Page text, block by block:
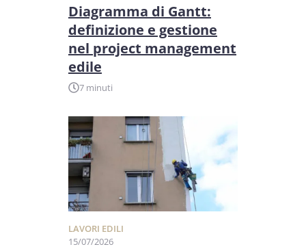
Diagramma di Gantt:
definizione e gestione
nel project management
edile
7 minuti
LAVORI EDILI
15/07/2026